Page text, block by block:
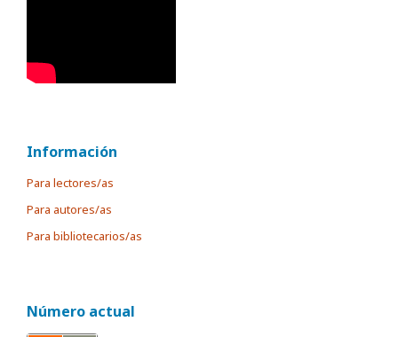
Información
Para lectores/as
Para autores/as
Para bibliotecarios/as
Número actual